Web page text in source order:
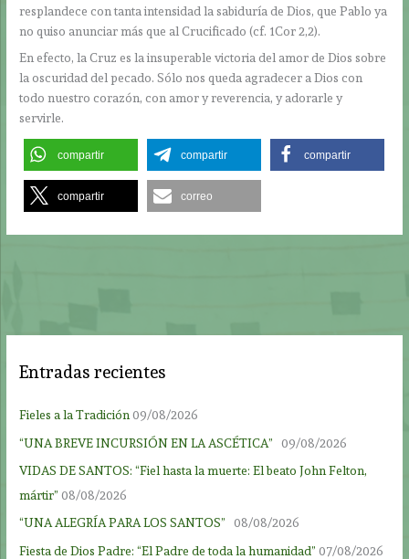
resplandece con tanta intensidad la sabiduría de Dios, que Pablo ya
no quiso anunciar más que al Crucificado (cf. 1Cor 2,2).
En efecto, la Cruz es la insuperable victoria del amor de Dios sobre
la oscuridad del pecado. Sólo nos queda agradecer a Dios con
todo nuestro corazón, con amor y reverencia, y adorarle y
servirle.
compartir compartir compartir
compartir correo
Entradas recientes
Fieles a la Tradición09/08/2026
“UNA BREVE INCURSIÓN EN LA ASCÉTICA”
09/08/2026
VIDAS DE SANTOS: “Fiel hasta la muerte: El beato John Felton,
mártir” 08/08/2026
“UNA ALEGRÍA PARA LOS SANTOS”
08/08/2026
Fiesta de Dios Padre: “El Padre de toda la humanidad” 07/08/2026